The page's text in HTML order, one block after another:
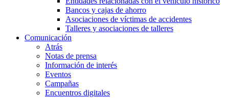
Bancos y cajas de ahorro
Asociaciones de víctimas de accidentes
Talleres y asociaciones de talleres
Comunicación
Atrás
Notas de prensa
Información de interés
Eventos
Campañas
Encuentros digitales